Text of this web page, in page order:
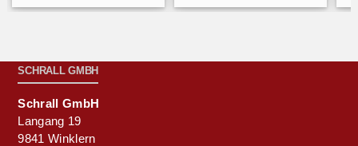
SCHRALL GMBH
Schrall GmbH
Langang 19
9841 Winklern